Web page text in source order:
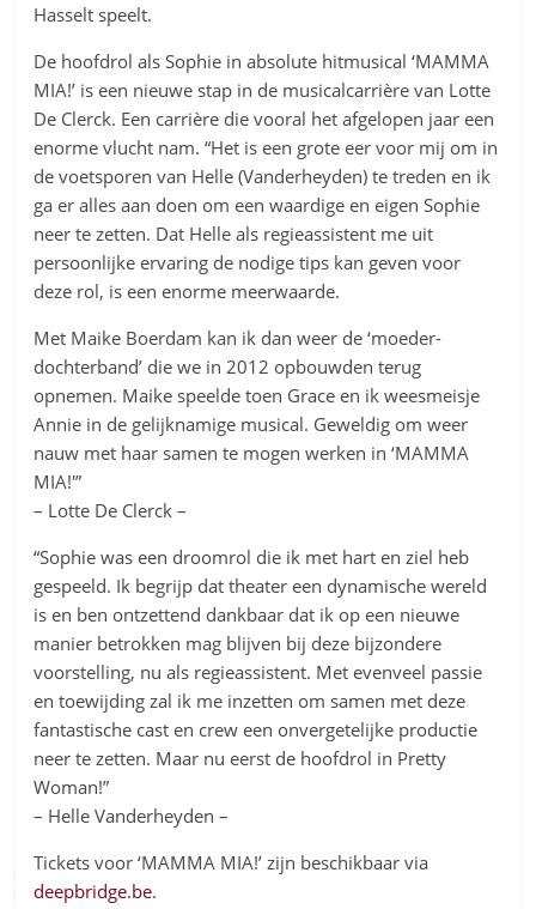
Hasselt speelt.
De hoofdrol als Sophie in absolute hitmusical ‘MAMMA
MIA!’ is een nieuwe stap in de musicalcarrière van Lotte
De Clerck. Een carrière die vooral het afgelopen jaar een
enorme vlucht nam. “Het is een grote eer voor mij om in
de voetsporen van Helle (Vanderheyden) te treden en ik
ga er alles aan doen om een waardige en eigen Sophie
neer te zetten. Dat Helle als regieassistent me uit
persoonlijke ervaring de nodige tips kan geven voor
deze rol, is een enorme meerwaarde.
Met Maike Boerdam kan ik dan weer de ‘moeder-
dochterband’ die we in 2012 opbouwden terug
opnemen. Maike speelde toen Grace en ik weesmeisje
Annie in de gelijknamige musical. Geweldig om weer
nauw met haar samen te mogen werken in ‘MAMMA
MIA!'”
– Lotte De Clerck –
“Sophie was een droomrol die ik met hart en ziel heb
gespeeld. Ik begrijp dat theater een dynamische wereld
is en ben ontzettend dankbaar dat ik op een nieuwe
manier betrokken mag blijven bij deze bijzondere
voorstelling, nu als regieassistent. Met evenveel passie
en toewijding zal ik me inzetten om samen met deze
fantastische cast en crew een onvergetelijke productie
neer te zetten. Maar nu eerst de hoofdrol in Pretty
Woman!”
– Helle Vanderheyden –
Tickets voor ‘MAMMA MIA!’ zijn beschikbaar via
deepbridge.be.